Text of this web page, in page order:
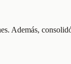
Además,